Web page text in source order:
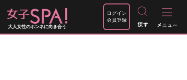
大人女性のホンネに向き合う
ログイン
会員登録